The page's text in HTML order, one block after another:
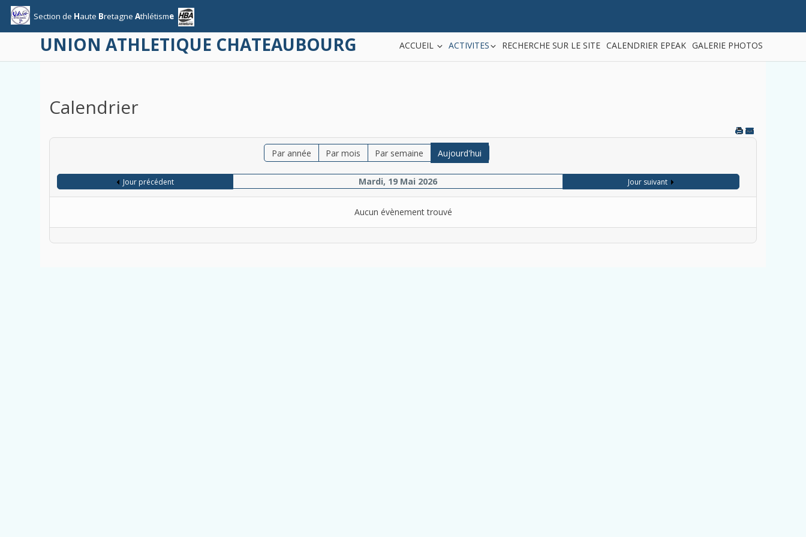
Section de Haute Bretagne Athlétisme
UNION ATHLETIQUE CHATEAUBOURG ACCUEIL ACTIVITES RECHERCHE SUR LE SITE CALENDRIER EPEAK GALERIE PHOTOS
Calendrier
Par année Par mois Par semaine Aujourd'hui
Jour précédent Mardi, 19 Mai 2026 Jour suivant
Aucun évènement trouvé